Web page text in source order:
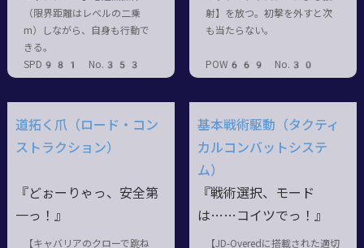
（限界距離はレベルの二乗
m）しながら、自身も行動で
きる。
SPD981 No.353
射】を放つ。初撃を外すと次
も当たらない。
POW669 No.30
道拓く爪（ロード・コン
ストラクション）
『どぉーりゃっ、安全第
一っ！』
【キャバリアのクローで跳ね
基本戦術駆動（タクティ
カルコンバットシステ
ム）
『戦術選択、モード
は……コイツでっ！』
【JD-Overedに搭載された適切